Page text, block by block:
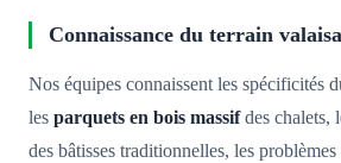
Connaissance du terrain
Nos équipes connaissent les spécificités
les parquets en bois massifdes chalets,
des bâtisses traditionnelles, les problèmes